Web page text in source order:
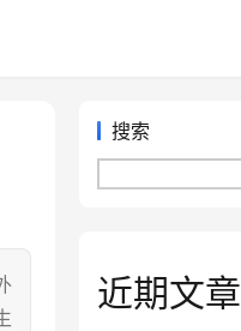
搜索
近期文章